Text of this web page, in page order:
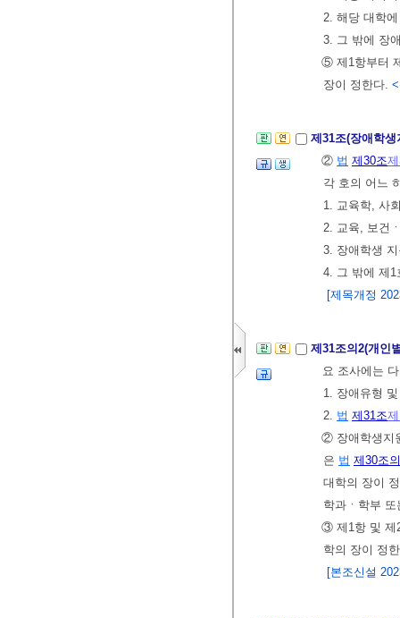
2. 해당 대학
3. 그 밖에 장
⑤ 제1항부터
장이 정한다.
제31조(장애학
② 법 제30조
각 호의 어느
1. 교육학, 사
2. 교육, 보건
3. 장애학생
4. 그 밖에 제1
[제목개정
제31조의2(개인
요 조사에는
1. 장애유형
2. 법 제31조
② 장애학생지
은 법 제30조
대학의 장이
학과ㆍ학부
③ 제1항 및 제
학의 장이 정
[본조신설